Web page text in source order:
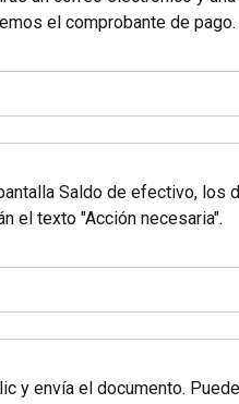
el comprobante de pago.
Saldo de efectivo, los
el texto "Acción necesaria".
y envía el documento.